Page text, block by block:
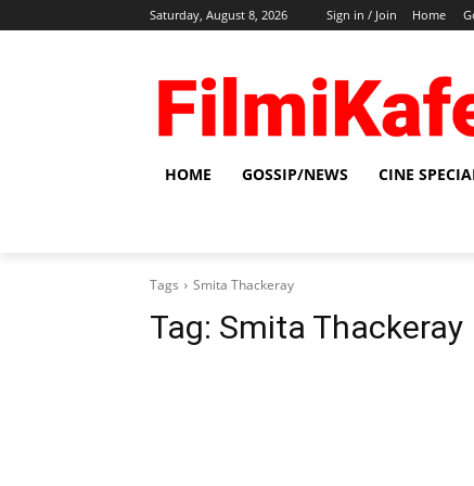
Saturday, August 8, 2026 Sign in / Join Home
HOME GOSSIP/NEWS CINE
Tags Smita Thackeray
Tag: Smita Thackeray